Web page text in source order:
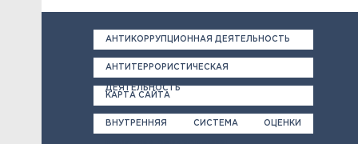
АНТИКОРРУПЦИОННАЯ ДЕЯТЕЛЬНОСТЬ
АНТИТЕРРОРИСТИЧЕСКАЯ
ДЕЯТЕЛЬНОСТЬ
КАРТА САЙТА
ВНУТРЕННЯЯ СИСТЕМА ОЦЕНКИ